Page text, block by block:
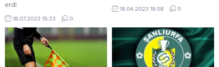
erdi
18.07.2023 15:33 0
18.04.2023 18:08 0